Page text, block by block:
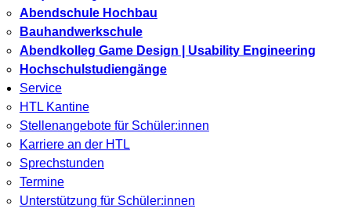
Abendschule Hochbau
Bauhandwerkschule
Abendkolleg Game Design | Usability Engineering
Hochschulstudiengänge
Service
HTL Kantine
Stellenangebote für Schüler:innen
Karriere an der HTL
Sprechstunden
Termine
Unterstützung für Schüler:innen